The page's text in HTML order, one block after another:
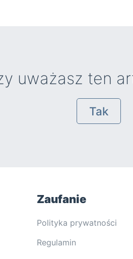
uważasz ten
Tak
Zaufanie
Polityka prywatności
Regulamin